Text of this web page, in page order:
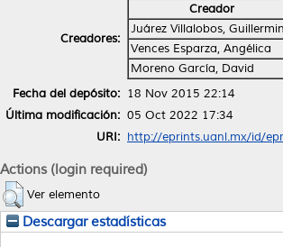
Creadores:
Creador
Juárez Villalobos,
Vences Esparza, Angélica
Moreno García, David
Fecha del depósito: 18 Nov 2015 22:14
Última modificación: 05 Oct 2022 17:34
URI: http://eprints.uanl.mx/id/
Actions (login required)
Ver elemento
Descargar estadísticas